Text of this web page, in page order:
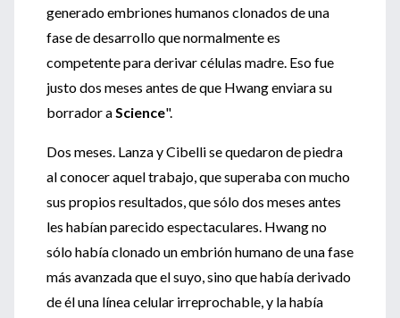
generado embriones humanos clonados de una
fase de desarrollo que normalmente es
competente para derivar células madre. Eso fue
justo dos meses antes de que Hwang enviara su
borrador aScience".
Dos meses. Lanza y Cibelli se quedaron de piedra
al conocer aquel trabajo, que superaba con mucho
sus propios resultados, que sólo dos meses antes
les habían parecido espectaculares. Hwang no
sólo había clonado un embrión humano de una fase
más avanzada que el suyo, sino que había derivado
de él una línea celular irreprochable, y la había